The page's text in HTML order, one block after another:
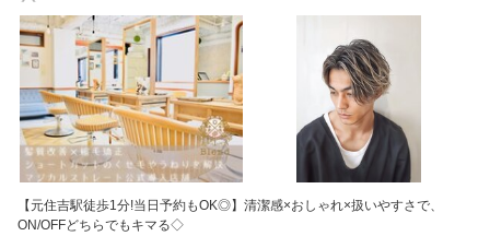
【元住吉駅徒歩1分!当日予約もOK◎】清潔感×おしゃれ×扱いやすさで、
ON/OFFどちらでもキマる◇